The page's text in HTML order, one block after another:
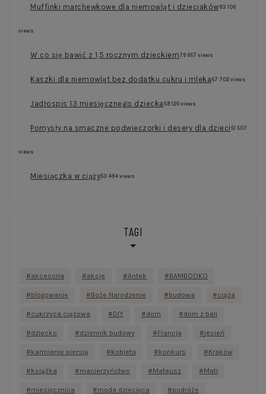
Muffinki marchewkowe dla niemowląt i dzieciaków 83 106
views
W co się bawić z 1,5 rocznym dzieckiem 79 667 views
Kaszki dla niemowląt bez dodatku cukru i mleka 67 702 views
Jadłospis 13 miesięcznego dziecka 58 126 views
Pomysły na smaczne podwieczorki i desery dla dzieci 51 507
views
Miesiączka w ciąży50 494 views
TAGI
akcesoria akcje Antek BAMBOOKO
blogowanie Boże Narodzenie budowa ciąża
cukrzyca ciążowa DIY dom dom z bali
dziecko dziennik budowy Francja jesień
karmienie piersią kobieta konkurs Kraków
książka macierzyństwo Mateusz Mati
miesięcznica moda dziecięca podróże